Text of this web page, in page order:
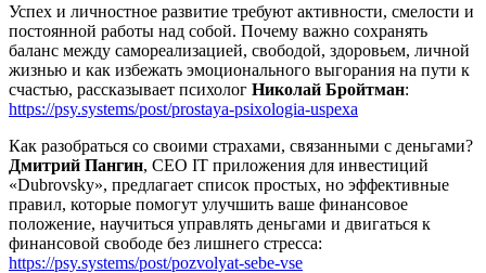
Успех и личностное развитие требуют активности, смелости и
постоянной работы над собой. Почему важно сохранять
баланс между самореализацией, свободой, здоровьем, личной
жизнью и как избежать эмоционального выгорания на пути к
счастью, рассказывает психолог Николай Бройтман:
https://psy.systems/post/prostaya-psixologia-uspexa
Как разобраться со своими страхами, связанными с деньгами?
Дмитрий Пангин, CEO IT приложения для инвестиций
«Dubrovsky», предлагает список простых, но эффективные
правил, которые помогут улучшить ваше финансовое
положение, научиться управлять деньгами и двигаться к
финансовой свободе без лишнего стресса:
https://psy.systems/post/pozvolyat-sebe-vse